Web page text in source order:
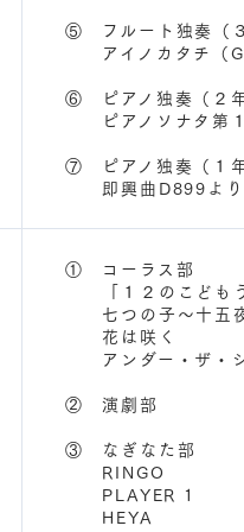
⑤ フルート独奏（３
アイノカタチ（
⑥ ピアノ独奏（２年
ピアノソナタ第１
⑦ ピアノ独奏（１年
即興曲D899より
① コーラス部
「１２のこどもう
七つの子～十五夜
花は咲く
アンダー・ザ・
② 演劇部
③ なぎなた部
RINGO
PLAYER 1
HEYA